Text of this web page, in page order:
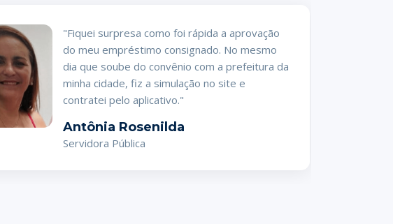
"Fiquei surpresa como foi rápida a aprovação
do meu empréstimo consignado. No mesmo
dia que soube do convênio com a prefeitura da
minha cidade, fiz a simulação no site e
contratei pelo aplicativo."
Antônia Rosenilda
Servidora Pública